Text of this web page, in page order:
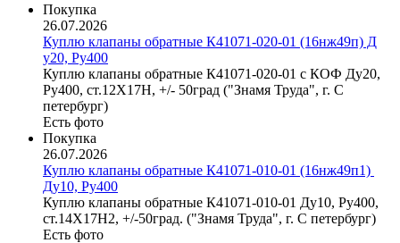
Покупка
26.07.2026
Куплю клапаны обратные К​41071-020-01 (16нж49п) Д​
у20, Ру400
Куплю клапаны обратные К41071-020-01 с КОФ Ду20,
Ру400, ст.12Х17Н, +/- 50град ("Знамя Труда", г. С
петербург)
Есть фото
Покупка
26.07.2026
Куплю клапаны обратные К​41071-010-01 (16нж49п1) ​
Ду10, Ру400
Куплю клапаны обратные К41071-010-01 Ду10, Ру400,
ст.14Х17Н2, +/-50град. ("Знамя Труда", г. С петербург)
Есть фото